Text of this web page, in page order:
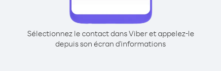
Sélectionnez le contact dans Viber et appelez-le
depuis son écran d'informations